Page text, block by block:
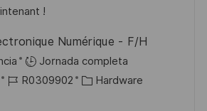
l
c
a
c
!
Numérique - F/H
Jornada completa
I
R0309902
C Hardware